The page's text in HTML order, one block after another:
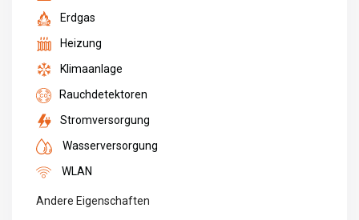
Erdgas
Heizung
Klimaanlage
Rauchdetektoren
Stromversorgung
Wasserversorgung
WLAN
Andere Eigenschaften